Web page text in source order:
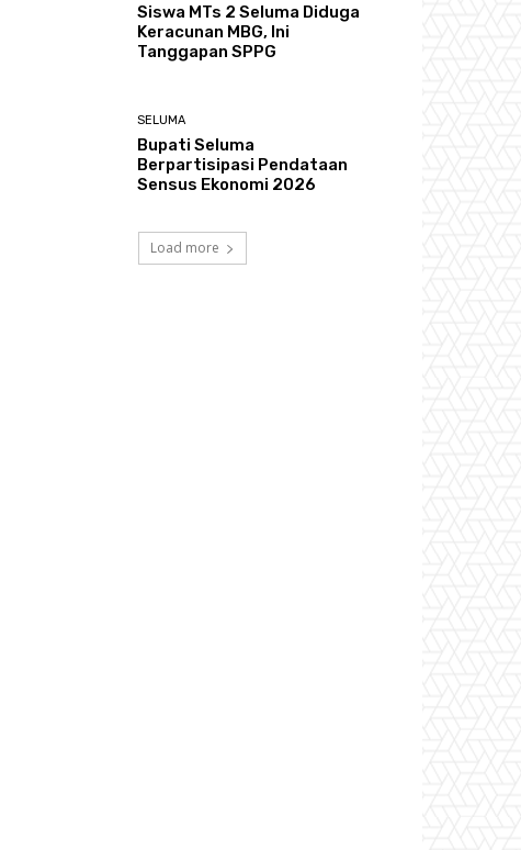
Siswa MTs 2 Seluma Diduga
Keracunan MBG, Ini
Tanggapan SPPG
SELUMA
Bupati Seluma
Berpartisipasi Pendataan
Sensus Ekonomi 2026
Load more